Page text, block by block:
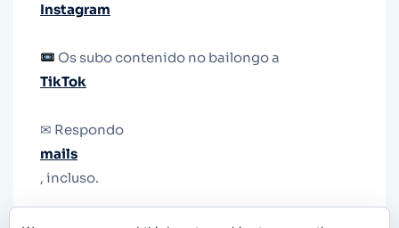
Instagram
Os subo contenido no bailongo a
TikTok
✉ Respondo
mails
, incluso.